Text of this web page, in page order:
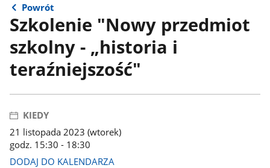
Powrót
Szkolenie "Nowy przedmiot
szkolny - „historia i
teraźniejszość"
KIEDY
21 listopada 2023 (wtorek)
godz. 15:30 - 18:30
DODAJ DO KALENDARZA